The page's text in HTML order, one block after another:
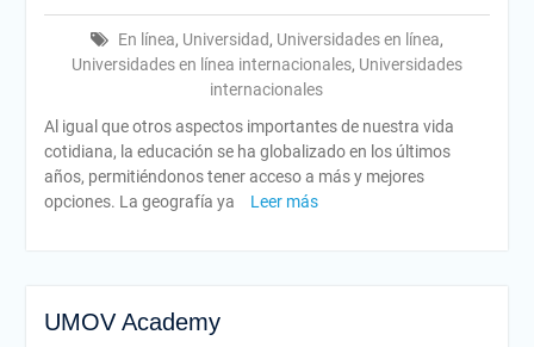
En línea, Universidad, Universidades en línea,
Universidades en línea internacionales, Universidades
internacionales
Al igual que otros aspectos importantes de nuestra vida
cotidiana, la educación se ha globalizado en los últimos
años, permitiéndonos tener acceso a más y mejores
opciones. La geografía ya
Leer más
UMOV Academy